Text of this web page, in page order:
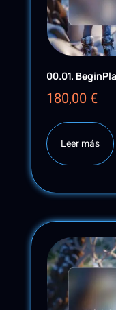
00.01.
180,00 €
Leer más